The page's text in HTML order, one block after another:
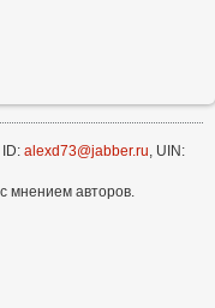
ID: alexd73@jabber.ru , UIN:
мнением авторов.